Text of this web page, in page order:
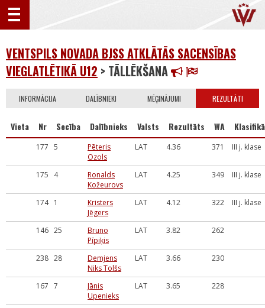
VENTSPILS NOVADA BJSS ATKLĀTĀS SACENSĪBAS
VIEGLATLĒTIKĀ U12 > TĀLLĒKŠANA
INFORMĀCIJA DALĪBNIEKI MĒĢINĀJUMI REZULTĀTI
Vieta Nr Secība Dalībnieks Valsts Rezultāts WA
177 5
Pēteris
Ozols
LAT 4.36 371 III j. klase
175 4
Ronalds
Kožeurovs
LAT 4.25 349 III j. klase
174 1
Kristers
Jēgers
LAT 4.12 322 III j. klase
146 25
Bruno
Pīpiķis
LAT 3.82 262
238 28
Demjens
Niks Tolšs
LAT 3.66 230
167 7
Jānis
Upenieks
LAT 3.65 228